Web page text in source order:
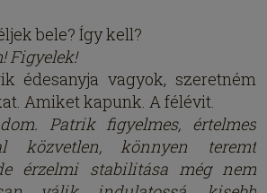
bele? Így kell?
Figyelek!
édesanyja vagyok, szeretném
Amiket kapunk. A félévit.
Patrik figyelmes, értelmes
közvetlen, könnyen teremt
érzelmi stabilitása még nem